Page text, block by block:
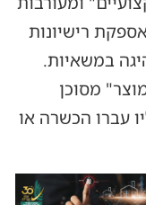
רישיונות
במשאיות.
מסוכן
עברו הכשרה או